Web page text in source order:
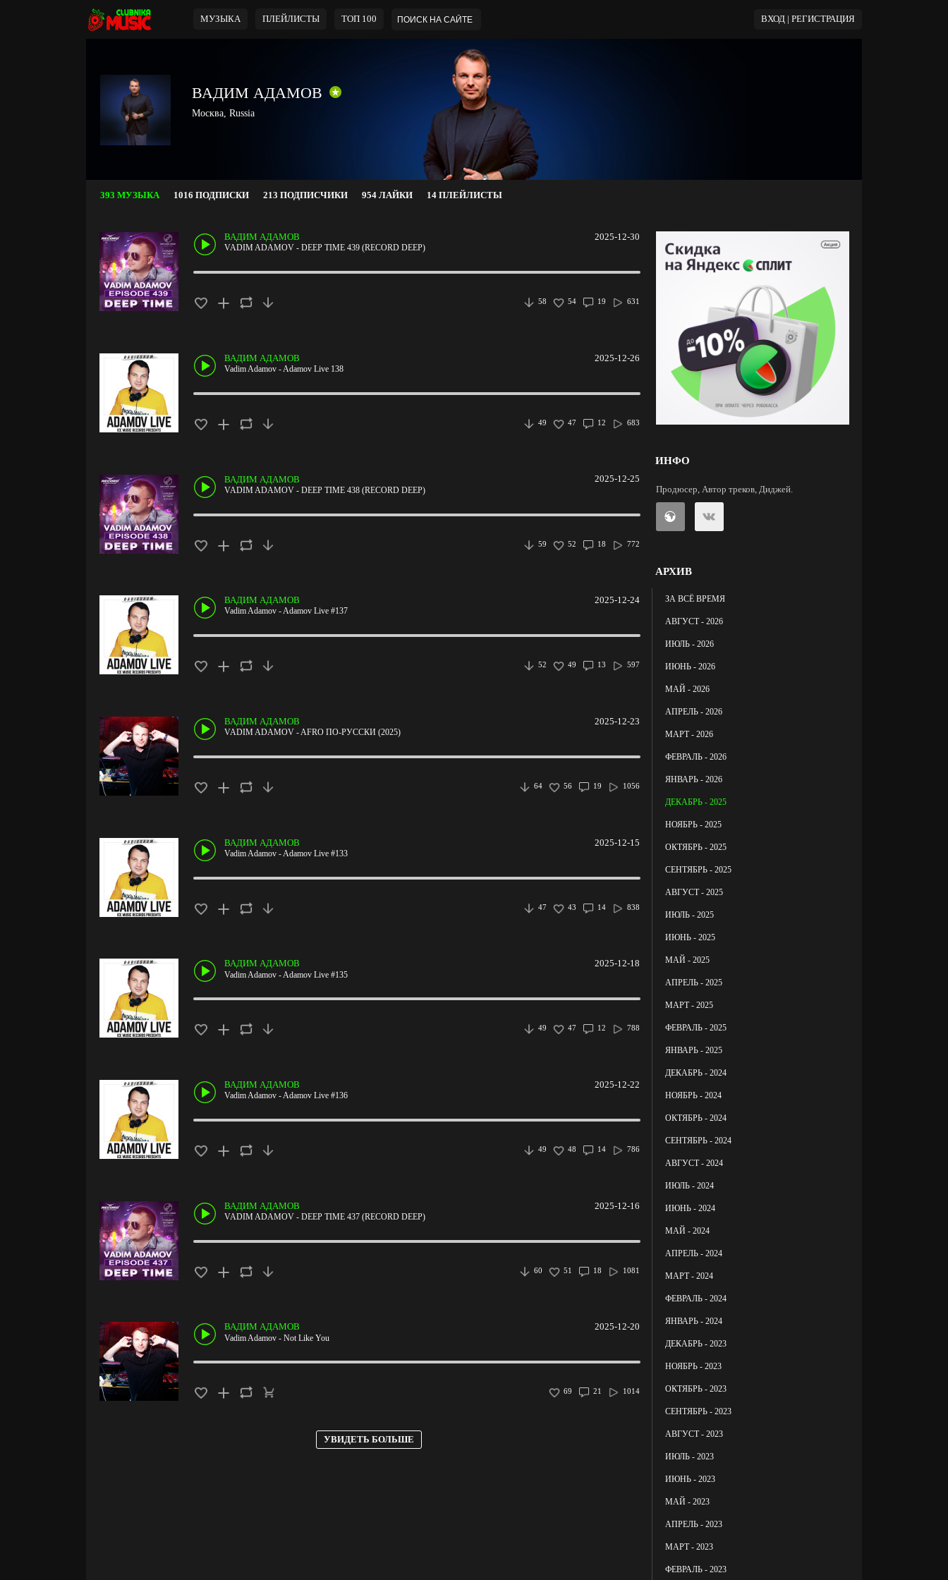
МУЗЫКА ПЛЕЙЛИСТЫ ТОП 100 ВХОД | РЕГИСТРАЦИЯ
ВАДИМ АДАМОВ
Москва, Russia
393 МУЗЫКА 1016 ПОДПИСКИ 213 ПОДПИСЧИКИ 954 ЛАЙКИ 14 ПЛЕЙЛИСТЫ
2025-12-30
ВАДИМ АДАМОВ
VADIM ADAMOV - DEEP TIME 439 (RECORD DEEP)
631
19
54
58
2025-12-26
ВАДИМ АДАМОВ
Vadim Adamov - Adamov Live 138
683
12
47
49
2025-12-25
ВАДИМ АДАМОВ
VADIM ADAMOV - DEEP TIME 438 (RECORD DEEP)
772
18
52
59
2025-12-24
ВАДИМ АДАМОВ
Vadim Adamov - Adamov Live #137
597
13
49
52
2025-12-23
ВАДИМ АДАМОВ
VADIM ADAMOV - AFRO ПО-РУССКИ (2025)
1056
19
56
64
2025-12-15
ВАДИМ АДАМОВ
Vadim Adamov - Adamov Live #133
838
14
43
47
2025-12-18
ВАДИМ АДАМОВ
Vadim Adamov - Adamov Live #135
788
12
47
49
2025-12-22
ВАДИМ АДАМОВ
Vadim Adamov - Adamov Live #136
786
14
48
49
2025-12-16
ВАДИМ АДАМОВ
VADIM ADAMOV - DEEP TIME 437 (RECORD DEEP)
1081
18
51
60
2025-12-20
ВАДИМ АДАМОВ
Vadim Adamov - Not Like You
1014
21
69
УВИДЕТЬ БОЛЬШЕ
ИНФО
Продюсер, Автор треков, Диджей.
АРХИВ
ЗА ВСЁ ВРЕМЯ
АВГУСТ - 2026
ИЮЛЬ - 2026
ИЮНЬ - 2026
МАЙ - 2026
АПРЕЛЬ - 2026
МАРТ - 2026
ФЕВРАЛЬ - 2026
ЯНВАРЬ - 2026
ДЕКАБРЬ - 2025
НОЯБРЬ - 2025
ОКТЯБРЬ - 2025
СЕНТЯБРЬ - 2025
АВГУСТ - 2025
ИЮЛЬ - 2025
ИЮНЬ - 2025
МАЙ - 2025
АПРЕЛЬ - 2025
МАРТ - 2025
ФЕВРАЛЬ - 2025
ЯНВАРЬ - 2025
ДЕКАБРЬ - 2024
НОЯБРЬ - 2024
ОКТЯБРЬ - 2024
СЕНТЯБРЬ - 2024
АВГУСТ - 2024
ИЮЛЬ - 2024
ИЮНЬ - 2024
МАЙ - 2024
АПРЕЛЬ - 2024
МАРТ - 2024
ФЕВРАЛЬ - 2024
ЯНВАРЬ - 2024
ДЕКАБРЬ - 2023
НОЯБРЬ - 2023
ОКТЯБРЬ - 2023
СЕНТЯБРЬ - 2023
АВГУСТ - 2023
ИЮЛЬ - 2023
ИЮНЬ - 2023
МАЙ - 2023
АПРЕЛЬ - 2023
МАРТ - 2023
ФЕВРАЛЬ - 2023